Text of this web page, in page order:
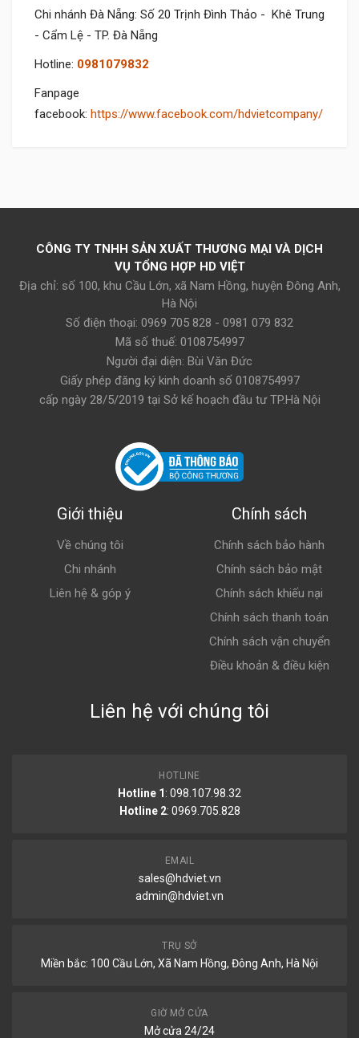
Chi nhánh Đà Nẵng: Số 20 Trịnh Đình Thảo - Khê Trung
- Cẩm Lệ - TP. Đà Nẵng
Hotline: 0981079832
Fanpage
facebook: https://www.facebook.com/hdvietcompany/
Click
CÔNG TY TNHH SẢN XUẤT THƯƠNG MẠI VÀ DỊCH
VỤ TỔNG HỢP HD VIỆT
Địa chỉ: số 100, khu Cầu Lớn, xã Nam Hồng, huyện Đông Anh,
Hà Nội
Số điện thoại: 0969 705 828 - 0981 079 832
Mã số thuế: 0108754997
Người đại diện: Bùi Văn Đức
Giấy phép đăng ký kinh doanh số 0108754997
cấp ngày 28/5/2019 tại Sở kế hoạch đầu tư TP.Hà Nội
Giới thiệu
Về chúng tôi
Chi nhánh
Liên hệ & góp ý
Chính sách
Chính sách bảo hành
Chính sách bảo mật
Chính sách khiếu nại
Chính sách thanh toán
Chính sách vận chuyển
Điều khoản & điều kiện
Liên hệ với chúng tôi
HOTLINE
Hotline 1 : 098.107.98.32
Hotline 2: 0969.705.828
EMAIL
sales@hdviet.vn
admin@hdviet.vn
TRỤ SỞ
Miền bắc: 100 Cầu Lớn, Xã Nam Hồng, Đông Anh, Hà Nội
GIỜ MỞ CỬA
Mở cửa 24/24